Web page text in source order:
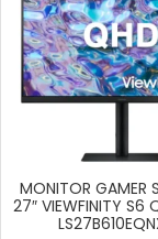
MONITOR GAMER
27″ VIEWFINITY S6